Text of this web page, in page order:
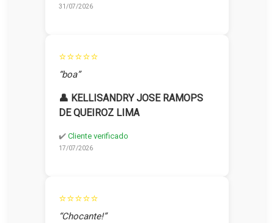
31/07/2026
⭐⭐⭐⭐⭐
“boa”
👤 KELLISANDRY JOSE RAMOPS
DE QUEIROZ LIMA
✔️ Cliente verificado
17/07/2026
⭐⭐⭐⭐⭐
“Chocante!”